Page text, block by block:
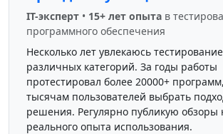
IT-эксперт • 15+ лет опыта в
программного обеспечения
Несколько лет увлекаюсь
различных категорий. За годы работы
протестировал более 20000+
тысячам пользователей выбрать
решения. Регулярно публикую обзоры
реального опыта использования.